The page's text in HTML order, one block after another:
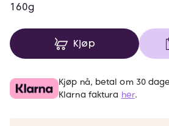
160g
Kjøp
Kjøp nå, betal om 30
Klarna faktura her.